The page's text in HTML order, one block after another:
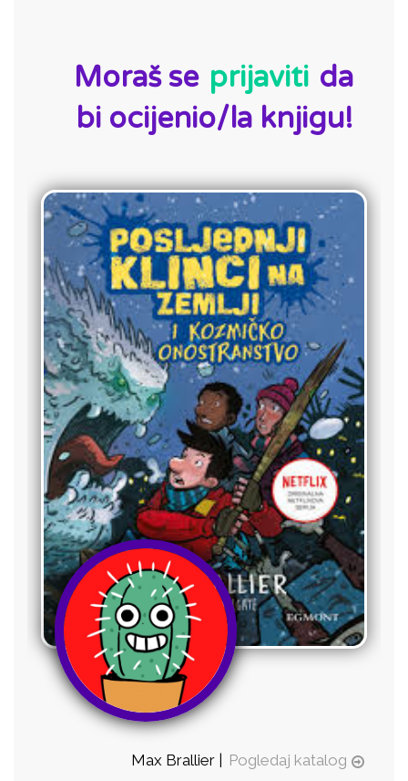
Moraš se prijaviti da
bi ocijenio/la knjigu!
Max Brallier | Pogledaj katalog